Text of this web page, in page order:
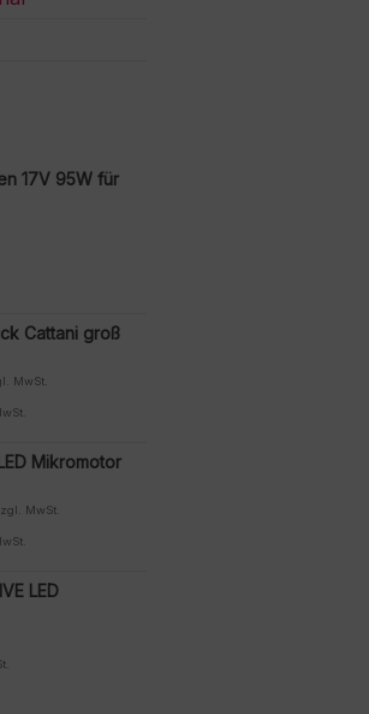
17V 95W für
Cattani groß
MwSt.
Mikromotor
MwSt.
LED